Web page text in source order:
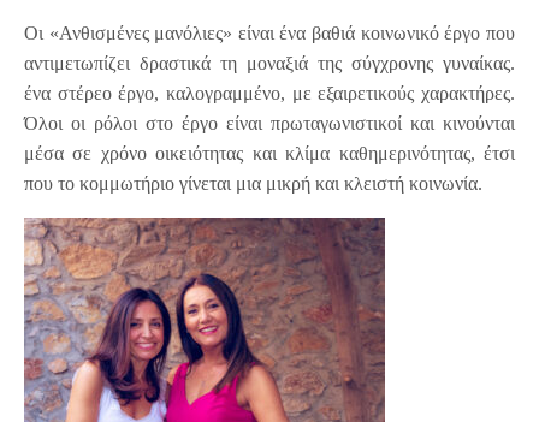
Οι «Ανθισμένες μανόλιες» είναι ένα βαθιά κοινωνικό έργο που
αντιμετωπίζει δραστικά τη μοναξιά της σύγχρονης γυναίκας.
ένα στέρεο έργο, καλογραμμένο, με εξαιρετικούς χαρακτήρες.
Όλοι οι ρόλοι στο έργο είναι πρωταγωνιστικοί και κινούνται
μέσα σε χρόνο οικειότητας και κλίμα καθημερινότητας, έτσι
που το κομμωτήριο γίνεται μια μικρή και κλειστή κοινωνία.